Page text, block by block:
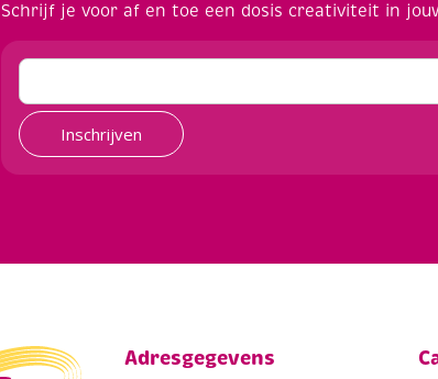
Schrijf je voor af en toe een dosis creativiteit in
Inschrijven
Adresgegevens